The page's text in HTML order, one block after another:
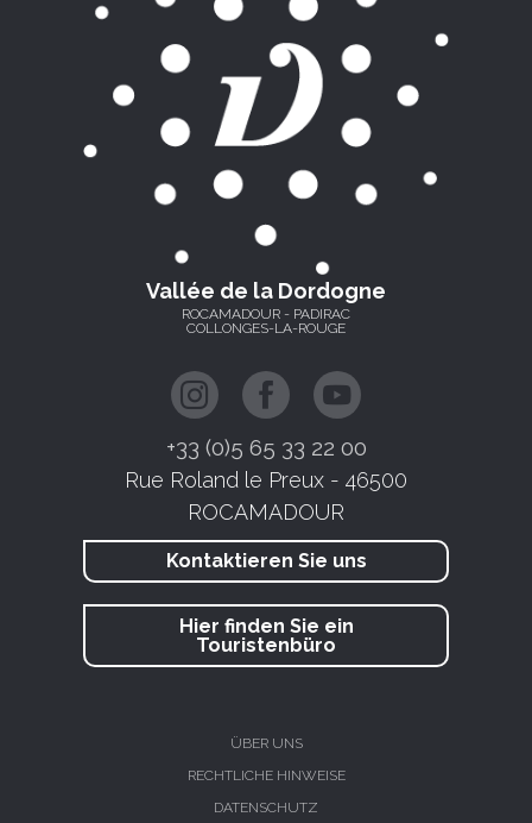
Vallée de la Dordogne
ROCAMADOUR - PADIRAC
COLLONGES-LA-ROUGE
+33 (0)5 65 33 22 00
Rue Roland le Preux - 46500
ROCAMADOUR
Kontaktieren Sie uns
Hier finden Sie ein
Touristenbüro
ÜBER UNS
RECHTLICHE HINWEISE
DATENSCHUTZ